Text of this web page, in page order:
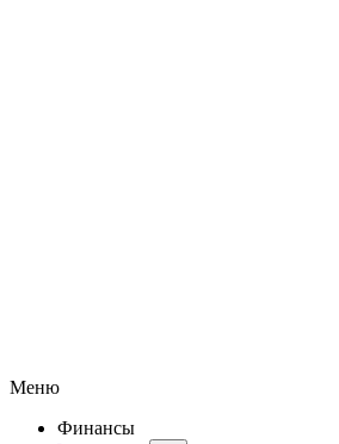
Меню
Финансы